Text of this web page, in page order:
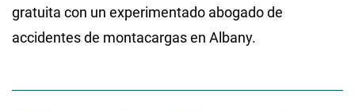
gratuita con un experimentado abogado de
accidentes de montacargas en Albany.